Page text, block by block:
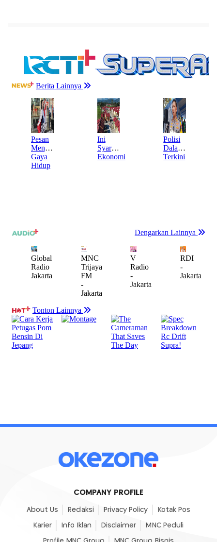
COMPANY PROFILE
About Us Redaksi Privacy Policy Kotak Pos
Karier Info Iklan Disclaimer MNC Peduli